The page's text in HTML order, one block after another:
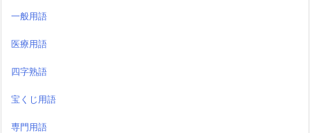
一般用語
医療用語
四字熟語
宝くじ用語
専門用語